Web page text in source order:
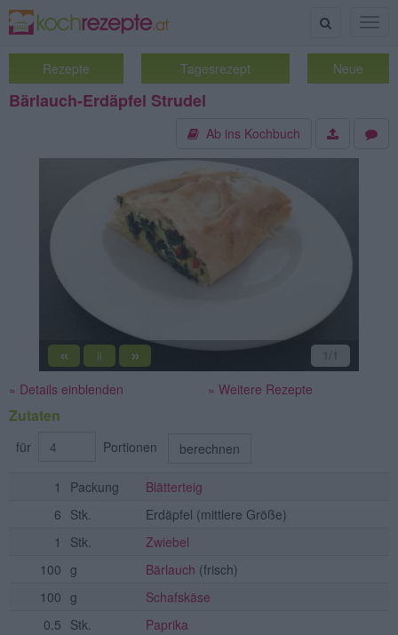
Suche
Rezepte Tagesrezept Neue
Bärlauch-Erdäpfel Strudel
Ab ins Kochbuch
« || » 1 /1
» Details einblenden » Weitere Rezepte
Zutaten
für Portionen berechnen
1 Packung
Blätterteig
6 Stk. Erdäpfel (mittlere Größe)
1
Stk.
Zwiebel
100 g Bärlauch (frisch)
100 g
Schafskäse
0.5 Stk.
Paprika